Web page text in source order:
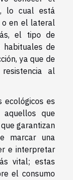
lo cual está
o en el lateral
el tipo de
habituales de
ya que de
al
ecológicos es
que
garantizan
marcar una
e interpretar
vital; estas
el consumo